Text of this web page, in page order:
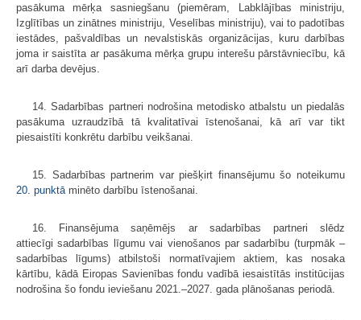
pasākuma mērķa sasniegšanu (piemēram, Labklājības ministriju,
Izglītības un zinātnes ministriju, Veselības ministriju), vai to padotības
iestādes, pašvaldības un nevalstiskās organizācijas, kuru darbības
joma ir saistīta ar pasākuma mērķa grupu interešu pārstāvniecību, kā
arī darba devējus.
14. Sadarbības partneri nodrošina metodisko atbalstu un piedalās
pasākuma uzraudzībā tā kvalitatīvai īstenošanai, kā arī var tikt
piesaistīti konkrētu darbību veikšanai.
15. Sadarbības partnerim var piešķirt finansējumu šo noteikumu
20. punktāminēto darbību īstenošanai.
16. Finansējuma saņēmējs ar sadarbības partneri slēdz
attiecīgi sadarbības līgumu vai vienošanos par sadarbību (turpmāk –
sadarbības līgums) atbilstoši normatīvajiem aktiem, kas nosaka
kārtību, kādā Eiropas Savienības fondu vadībā iesaistītās institūcijas
nodrošina šo fondu ieviešanu 2021.–2027. gada plānošanas periodā.